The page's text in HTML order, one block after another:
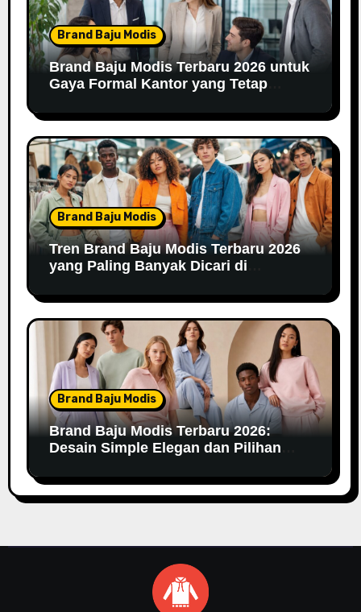
Brand Baju Modis
Brand Baju Modis Terbaru 2026 untuk
Gaya Formal Kantor yang Tetap
Brand Baju Modis
Tren Brand Baju Modis Terbaru 2026
yang Paling Banyak Dicari di
Brand Baju Modis
Brand Baju Modis Terbaru 2026:
Desain Simple Elegan dan Pilihan